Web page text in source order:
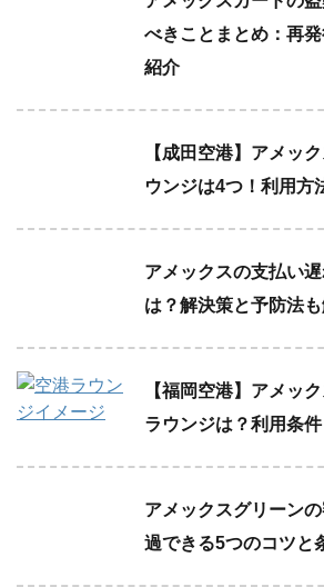
べきことまとめ：再
紹介
【成田空港】アメッ
ウンジは4つ！利用方
アメックスの支払い
は？解決策と予防法
【福岡空港】アメッ
ラウンジは？利用条
アメックスグリーン
過できる5つのコツと